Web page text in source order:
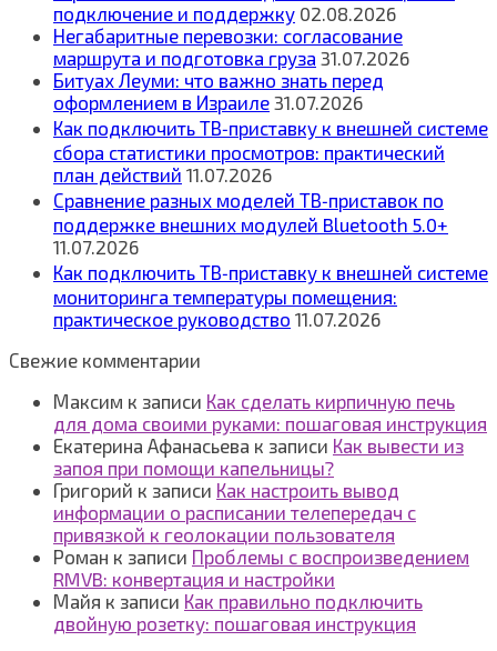
подключение и поддержку 02.08.2026
Негабаритные перевозки: согласование
маршрута и подготовка груза 31.07.2026
Битуах Леуми: что важно знать перед
оформлением в Израиле 31.07.2026
Как подключить ТВ‑приставку к внешней системе
сбора статистики просмотров: практический
план действий 11.07.2026
Сравнение разных моделей ТВ‑приставок по
поддержке внешних модулей Bluetooth 5.0+
11.07.2026
Как подключить ТВ‑приставку к внешней системе
мониторинга температуры помещения:
практическое руководство 11.07.2026
Свежие комментарии
Максим к записи Как сделать кирпичную печь
для дома своими руками: пошаговая инструкция
Екатерина Афанасьева к записи Как вывести из
запоя при помощи капельницы?
Григорий к записи Как настроить вывод
информации о расписании телепередач с
привязкой к геолокации пользователя
Роман к записи Проблемы с воспроизведением
RMVB: конвертация и настройки
Майя к записи Как правильно подключить
двойную розетку: пошаговая инструкция